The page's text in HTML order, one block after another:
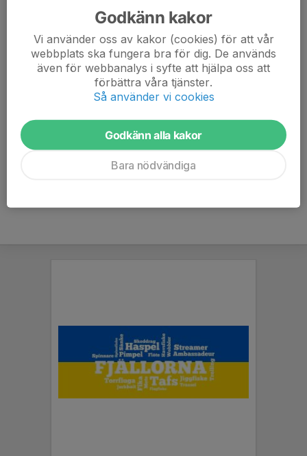
Fjällorna bjuder på lunch, kaffe och te.
För information om fiskeregler, se bergeforsfisket.com
bergeforsfisket.com/
Anmälan är öppen för föreningens alla medlemmar.
här
Godkänn kakor
Vi använder oss av kakor (cookies) för att vår
webbplats ska fungera bra för dig. De används
även för webbanalys i syfte att hjälpa oss att
förbättra våra tjänster.
Så använder vi cookies
Godkänn alla kakor
Bara nödvändiga